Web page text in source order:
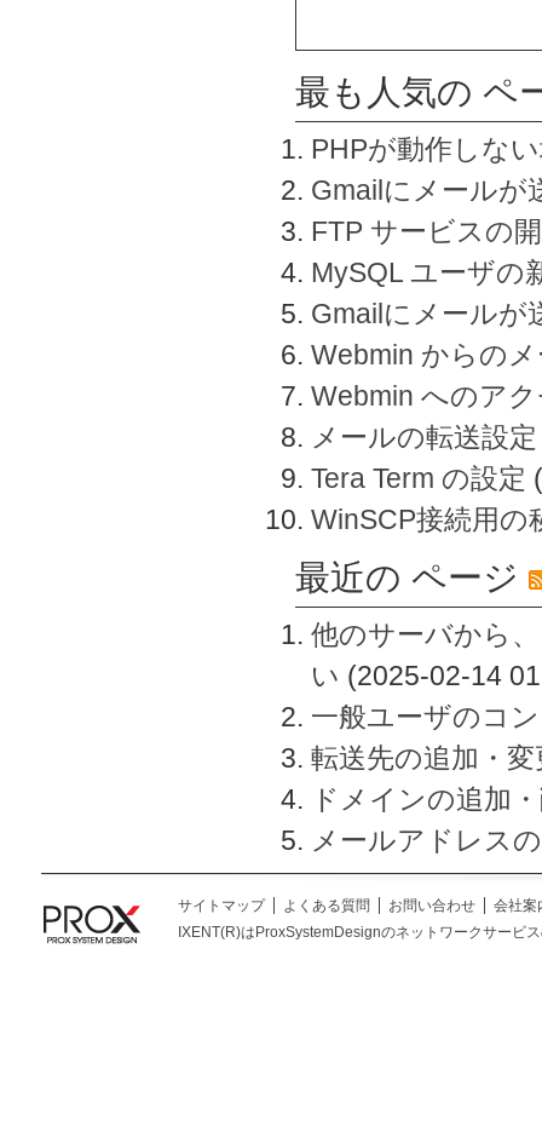
最も人気の ペ
PHPが動作しな
Gmailにメールが
FTP サービスの
MySQL ユーザの
Gmailにメールが
Webmin からの
Webmin へのア
メールの転送設定
Tera Term の設定
WinSCP接続用の
最近の ページ
他のサーバから
い (2025-02-14
一般ユーザのコ
転送先の追加・
ドメインの追加
メールアドレス
サイトマップ よくある質問 お問い合わせ
会社案
IXENT(R)はProxSystemDesignのネットワークサービ